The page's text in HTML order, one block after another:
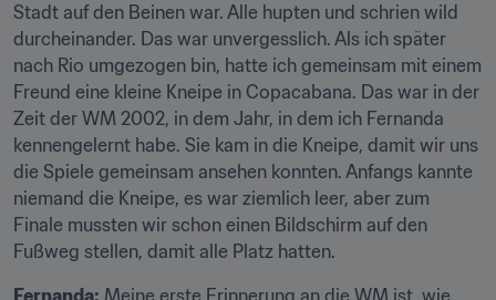
Stadt auf den Beinen war. Alle hupten und schrien wild
durcheinander. Das war unvergesslich. Als ich später
nach Rio umgezogen bin, hatte ich gemeinsam mit einem
Freund eine kleine Kneipe in Copacabana. Das war in der
Zeit der WM 2002, in dem Jahr, in dem ich Fernanda
kennengelernt habe. Sie kam in die Kneipe, damit wir uns
die Spiele gemeinsam ansehen konnten. Anfangs kannte
niemand die Kneipe, es war ziemlich leer, aber zum
Finale mussten wir schon einen Bildschirm auf den
Fußweg stellen, damit alle Platz hatten.
Fernanda: Meine erste Erinnerung an die WM ist, wie